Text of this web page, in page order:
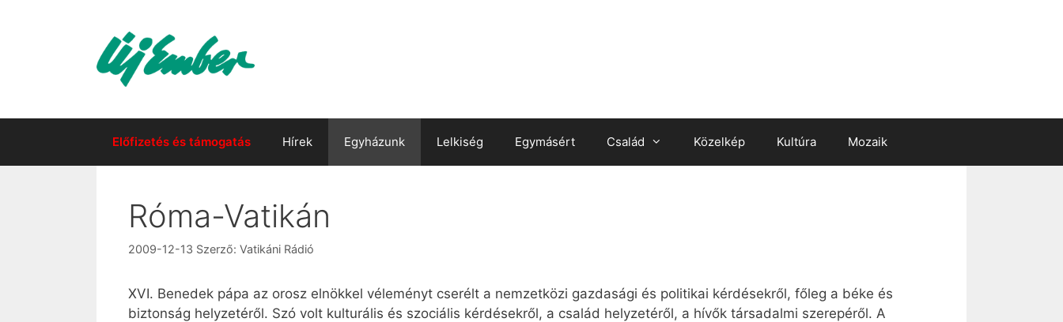
Előfizetés és támogatás Hírek Egyházunk Lelkiség Egymásért Család Közelkép Kultúra Mozaik
Róma-Vatikán
2009-12-13 Szerző: Vatikáni Rádió
XVI. Benedek pápa az orosz elnökkel véleményt cserélt a nemzetközi gazdasági és politikai kérdésekről, főleg a béke és
biztonság helyzetéről. Szó volt kulturális és szociális kérdésekről, a család helyzetéről, a hívők társadalmi szerepéről. A